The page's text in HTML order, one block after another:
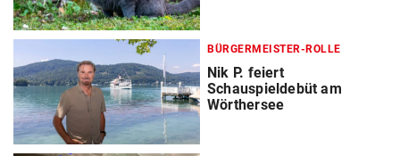
BÜRGERMEISTER-ROLLE
Nik P. feiert
Schauspieldebüt am
Wörthersee